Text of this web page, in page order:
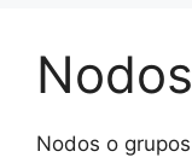
Nodos
Nodos o